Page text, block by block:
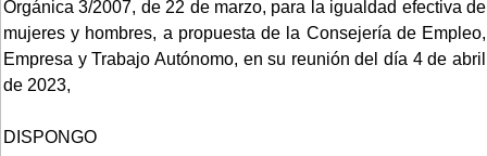
Orgánica 3/2007, de 22 de marzo, para la igualdad efectiva de
mujeres y hombres, a propuesta de la Consejería de Empleo,
Empresa y Trabajo Autónomo, en su reunión del día 4 de abril
de 2023,
DISPONGO